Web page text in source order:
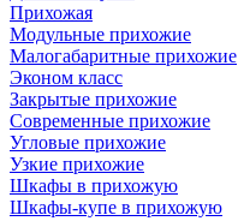
Прихожая
Модульные прихожие
Малогабаритные прихожие
Эконом класс
Закрытые прихожие
Современные прихожие
Угловые прихожие
Узкие прихожие
Шкафы в прихожую
Шкафы-купе в прихожую